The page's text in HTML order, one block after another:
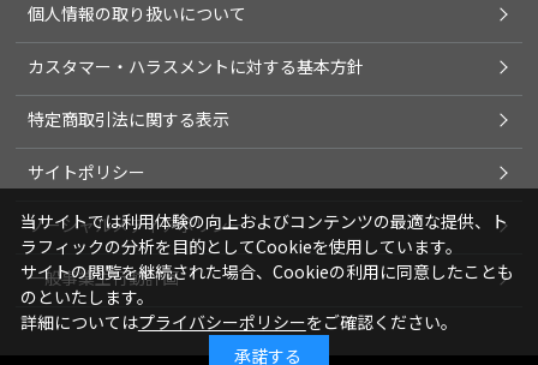
個人情報の取り扱いについて
カスタマー・ハラスメントに対する基本方針
特定商取引法に関する表示
サイトポリシー
ソーシャルメディアポリシー
一般事業主行動計画
当サイトでは利用体験の向上およびコンテンツの最適な提供、ト
ラフィックの分析を目的としてCookieを使用しています。
サイトの閲覧を継続された場合、Cookieの利用に同意したことも
のといたします。
詳細についてはプライバシーポリシーをご確認ください。
承諾する